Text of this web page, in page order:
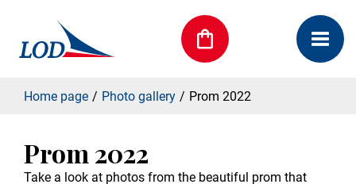
Home page Photo gallery Prom 2022
Prom 2022
Take a look at photos from the beautiful prom that